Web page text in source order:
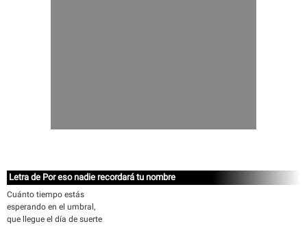
Letra de Por eso nadie recordará tu nombre
Cuánto tiempo estás
esperando en el umbral,
que llegue el día de suerte